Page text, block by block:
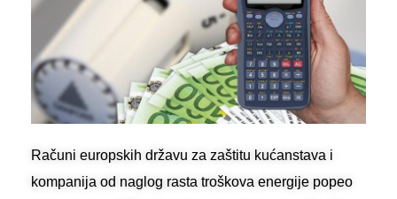
Računi europskih državu za zaštitu kućanstava i
kompanija od naglog rasta troškova energije popeo